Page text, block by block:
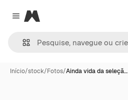
Close menu
Magnific
Início/stock/Fotos/Ainda vida da seleçã…